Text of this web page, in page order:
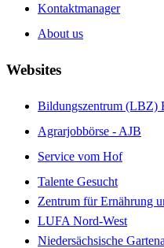
Kontaktmanager
About us
Websites
Bildungszentrum (LBZ)
Agrarjobbörse - AJB
Service vom Hof
Talente Gesucht
Zentrum für Ernährung
LUFA Nord-West
Niedersächsische